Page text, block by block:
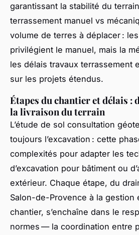
garantissant la stabilité du
terrassement manuel vs
volume de terres à déplacer :
privilégient le manuel, mais la
les délais travaux terrassement
sur les projets étendus.
Étapes du chantier et délais :
la livraison du terrain
L’étude de sol consultation
toujours l’excavation : cette
complexités pour adapter les
d’excavation pour bâtiment ou
extérieur. Chaque étape, du
Salon-de-Provence à la gestion
chantier, s’enchaîne dans le
normes — la coordination entre